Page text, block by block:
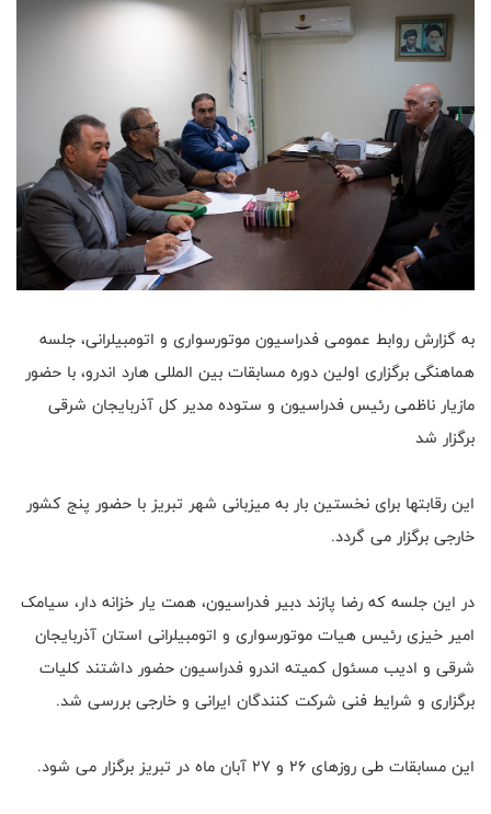
به گزارش روابط عمومی فدراسیون موتورسواری و اتومبیلرانی، جلسه
هماهنگی برگزاری اولین دوره مسابقات بین المللی هارد اندرو، با حضور
مازیار ناظمی رئیس فدراسیون و ستوده مدیر کل آذربایجان شرقی
برگزار شد
این رقابتها برای نخستین بار به میزبانی شهر تبریز با حضور پنج کشور
خارجی برگزار می گردد.
در این جلسه که رضا پازند دبیر فدراسیون، همت یار خزانه دار، سیامک
امیر خیزی رئیس هیات موتورسواری و اتومبیلرانی استان آذربایجان
شرقی و ادیب مسئول کمیته اندرو فدراسیون حضور داشتند کلیات
برگزاری و شرایط فنی شرکت کنندگان ایرانی و خارجی بررسی شد.
این مسابقات طی روزهای ۲۶ و ۲۷ آبان ماه در تبریز برگزار می شود.